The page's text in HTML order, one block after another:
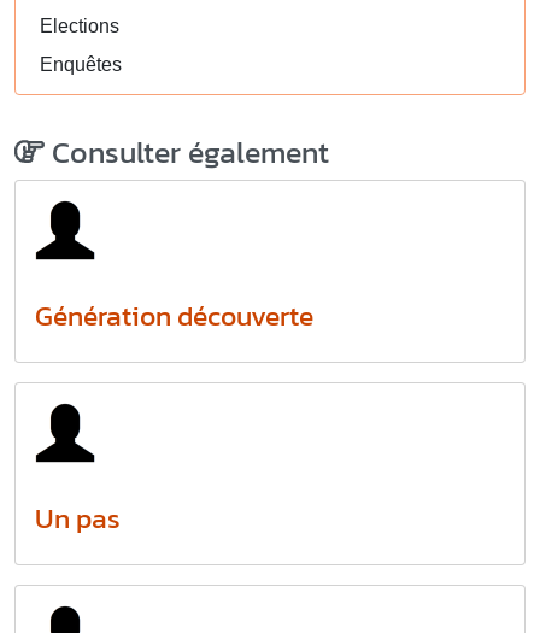
Elections
Enquêtes
Consulter également
Génération découverte
Un pas